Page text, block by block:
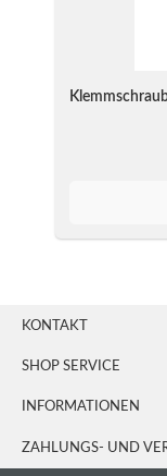
KONTAKT
SHOP SERVICE
INFORMATIONEN
ZAHLUNGS- UND